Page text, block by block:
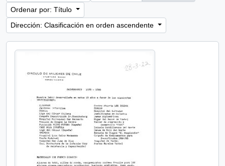
Ordenar por: Título
Dirección: Clasificación en orden ascendente